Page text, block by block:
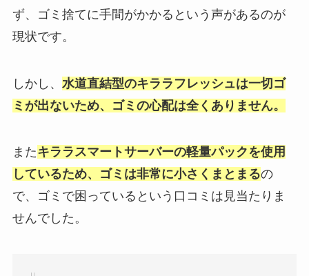
ず、ゴミ捨てに手間がかかるという声があるのが
現状です。
しかし、 水道直結型のキララフレッシュは一切ゴ
ミが出ないため、ゴミの心配は全くありません。
またキララスマートサーバーの軽量パックを使用
しているため、ゴミは非常に小さくまとまるの
で、ゴミで困っているという口コミは見当たりま
せんでした。